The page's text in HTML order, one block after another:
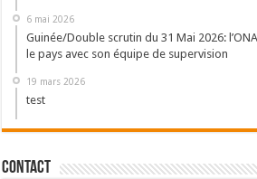
6 mai 2026
Guinée/Double scrutin du 31 Mai 2026:
le pays avec son équipe de supervision
19 mars 2026
test
Contact